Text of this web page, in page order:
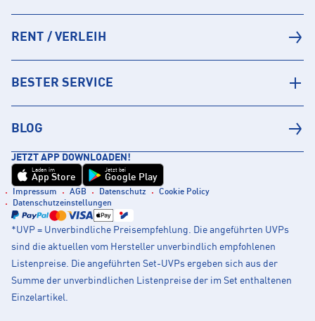
RENT / VERLEIH
BESTER SERVICE
BLOG
JETZT APP DOWNLOADEN!
Laden im
App Store
Jetzt bei
Google Play
Impressum AGB Datenschutz
Cookie Policy
Datenschutzeinstellungen
*UVP = Unverbindliche Preisempfehlung. Die angeführten UVPs
sind die aktuellen vom Hersteller unverbindlich empfohlenen
Listenpreise. Die angeführten Set-UVPs ergeben sich aus der
Summe der unverbindlichen Listenpreise der im Set enthaltenen
Einzelartikel.